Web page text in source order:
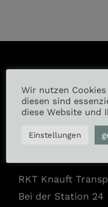
Instagram
Facebook
RKT Knauft
Bei der Station 24
Wir nutzen
diesen sind
diese Website und
Einstellungen